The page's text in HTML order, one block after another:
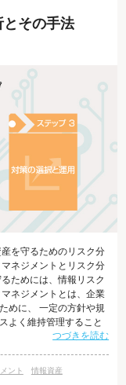
その手法
を守るためのリスク分
ネジメントとリスク分
ためには、情報リスク
ネジメントとは、企業
めに、 一定の方針や規
よく維持管理すること
、まずリスク分析を行
す。以下、具体的にリ
ステップ リスク分析は
つづきを読む
ント
情報資産